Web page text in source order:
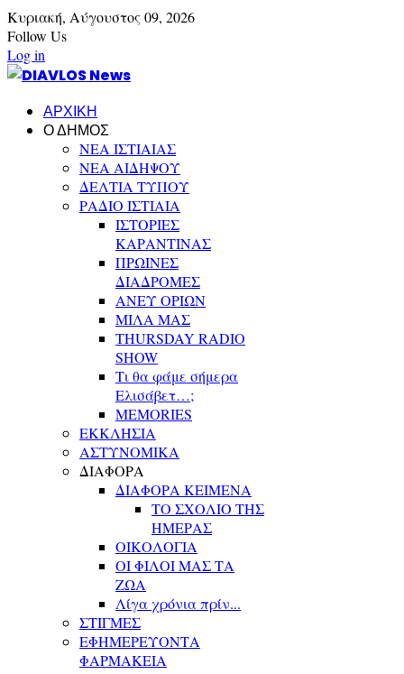
Κυριακή, Αύγουστος 09, 2026
Follow Us
Log in
ΑΡΧΙΚΗ
Ο ΔΗΜΟΣ
ΝΕΑ ΙΣΤΙΑΙΑΣ
ΝΕΑ ΑΙΔΗΨΟΥ
ΔΕΛΤΙΑ ΤΥΠΟΥ
ΡΑΔΙΟ ΙΣΤΙΑΙΑ
ΙΣΤΟΡΙΕΣ
ΚΑΡΑΝΤΙΝΑΣ
ΠΡΩΙΝΕΣ
ΔΙΑΔΡΟΜΕΣ
ΑΝΕΥ ΟΡΙΩΝ
ΜΙΛΑ ΜΑΣ
THURSDAY RADIO
SHOW
Τι θα φάμε σήμερα
Ελισάβετ…;
MEMORIES
ΕΚΚΛΗΣΙΑ
ΑΣΤΥΝΟΜΙΚΑ
ΔΙΑΦΟΡΑ
ΔΙΑΦΟΡΑ ΚΕΙΜΕΝΑ
ΤΟ ΣΧΟΛΙΟ ΤΗΣ
ΗΜΕΡΑΣ
ΟΙΚΟΛΟΓΙΑ
ΟΙ ΦΙΛΟΙ ΜΑΣ ΤΑ
ΖΩΑ
Λίγα χρόνια πρίν...
ΣΤΙΓΜΕΣ
ΕΦΗΜΕΡΕΥΟΝΤΑ
ΦΑΡΜΑΚΕΙΑ